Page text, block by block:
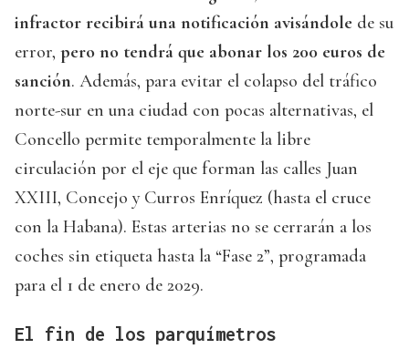
infractor recibirá una notificación avisándole de su
error, pero no tendrá que abonar los 200 euros de
sanción. Además, para evitar el colapso del tráfico
norte-sur en una ciudad con pocas alternativas, el
Concello permite temporalmente la libre
circulación por el eje que forman las calles Juan
XXIII, Concejo y Curros Enríquez (hasta el cruce
con la Habana). Estas arterias no se cerrarán a los
coches sin etiqueta hasta la “Fase 2”, programada
para el 1 de enero de 2029.
El fin de los parquímetros